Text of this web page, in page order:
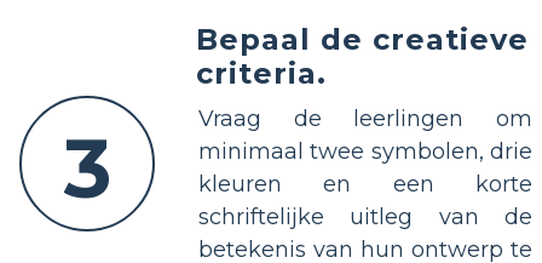
3
Bepaal de creatieve
criteria.
Vraag de leerlingen om
minimaal twee symbolen, drie
kleuren en een korte
schriftelijke uitleg van de
betekenis van hun ontwerp te